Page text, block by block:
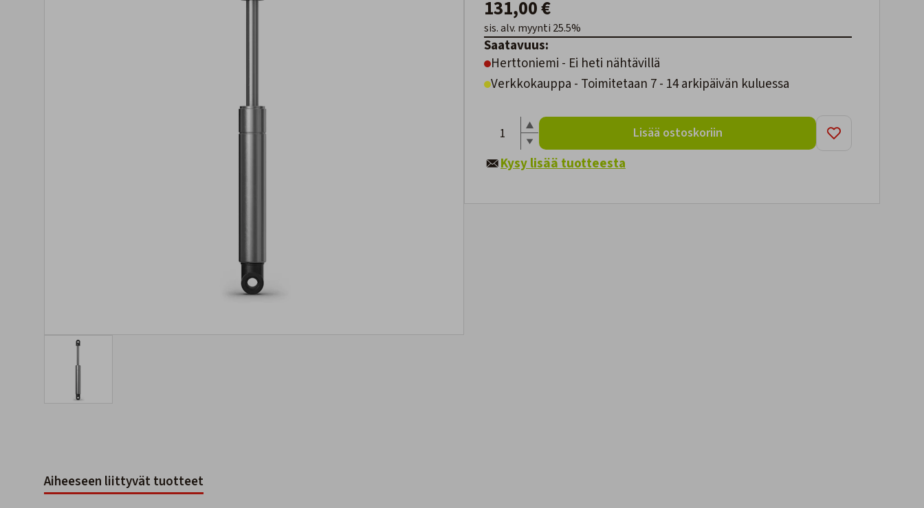
131,00 €
sis. alv. myynti 25.5%
Saatavuus:
Herttoniemi - Ei heti nähtävillä
Verkkokauppa - Toimitetaan 7 - 14 arkipäivän kuluessa
Lisää ostoskoriin
Kysy lisää tuotteesta
Aiheeseen liittyvät tuotteet